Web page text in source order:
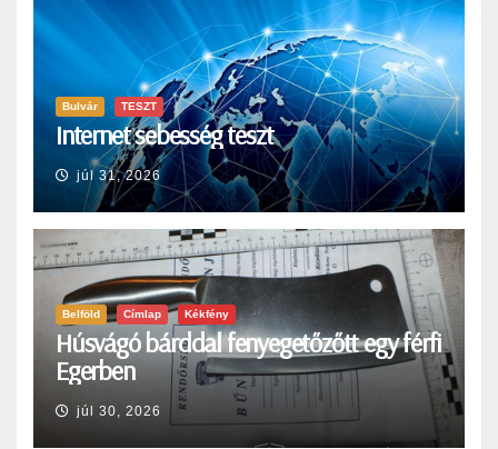
Bulvár TESZT
Internet sebesség teszt
júl 31, 2026
Belföld Címlap Kékfény
Húsvágó bárddal fenyegetőzőtt egy férfi
Egerben
júl 30, 2026